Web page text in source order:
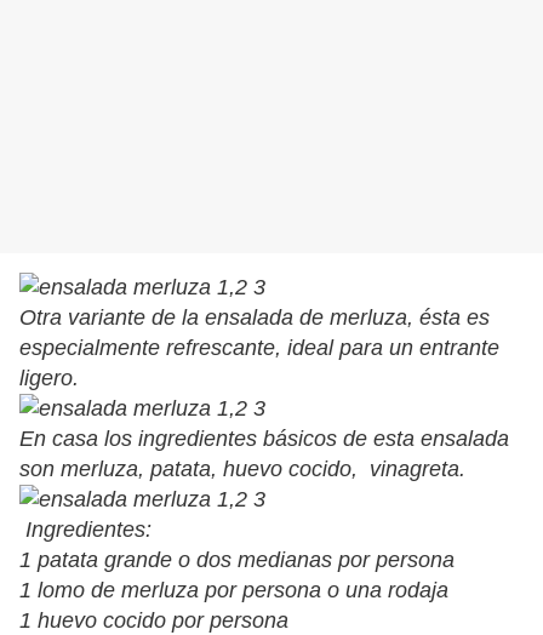
Otra variante de la ensalada de merluza, ésta es
especialmente refrescante, ideal para un entrante
ligero.
En casa los ingredientes básicos de esta ensalada
son merluza, patata, huevo cocido, vinagreta.
Ingredientes:
1 patata grande o dos medianas por persona
1 lomo de merluza por persona o una rodaja
1 huevo cocido por persona